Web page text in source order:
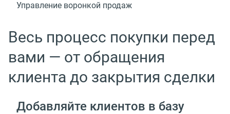
Управление воронкой продаж
Весь процесс покупки перед
вами — от обращения
клиента до закрытия сделки
Добавляйте клиентов в базу